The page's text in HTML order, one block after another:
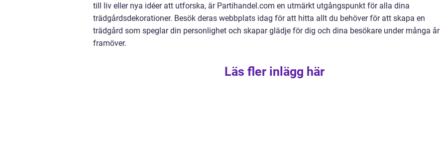
till liv eller nya idéer att utforska, är Partihandel.com en utmärkt utgångspunkt för alla dina
trädgårdsdekorationer. Besök deras webbplats idag för att hitta allt du behöver för att skapa en
trädgård som speglar din personlighet och skapar glädje för dig och dina besökare under många år
framöver.
Läs fler inlägg här